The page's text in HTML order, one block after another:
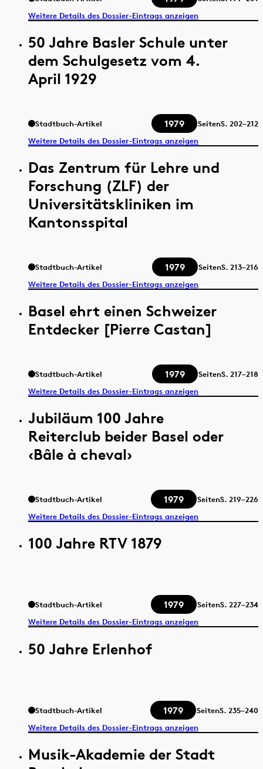
Weitere Details des Dossier-Eintrags anzeigen
50 Jahre Basler Schule unter
dem Schulgesetz vom 4.
April 1929
Stadtbuch-Artikel 1979 SeitenS. 202–212
Weitere Details des Dossier-Eintrags anzeigen
Das Zentrum für Lehre und
Forschung (ZLF) der
Universitätskliniken im
Kantonsspital
Stadtbuch-Artikel 1979 SeitenS. 213–216
Weitere Details des Dossier-Eintrags anzeigen
Basel ehrt einen Schweizer
Entdecker [Pierre Castan]
Stadtbuch-Artikel 1979 SeitenS. 217–218
Weitere Details des Dossier-Eintrags anzeigen
Jubiläum 100 Jahre
Reiterclub beider Basel oder
‹Bâle à cheval›
Stadtbuch-Artikel 1979 SeitenS. 219–226
Weitere Details des Dossier-Eintrags anzeigen
100 Jahre RTV 1879
Stadtbuch-Artikel 1979 SeitenS. 227–234
Weitere Details des Dossier-Eintrags anzeigen
50 Jahre Erlenhof
Stadtbuch-Artikel 1979 SeitenS. 235–240
Weitere Details des Dossier-Eintrags anzeigen
Musik-Akademie der Stadt